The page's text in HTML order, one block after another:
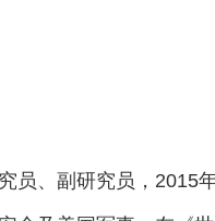
、副研究员，2015